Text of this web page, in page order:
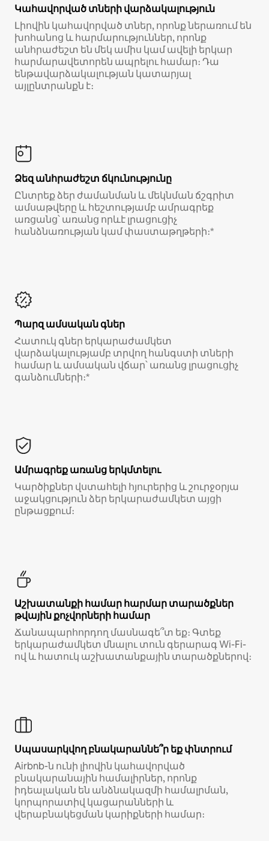
Կահավորված տների վարձակալություն
Լիովին կահավորված տներ, որոնք ներառում են
խոհանոց և հարմարություններ, որոնք
անհրաժեշտ են մեկ ամիս կամ ավելի երկար
հարմարավետորեն ապրելու համար։ Դա
ենթավարձակալության կատարյալ
այլընտրանքն է։
Ձեզ անհրաժեշտ ճկունությունը
Ընտրեք ձեր ժամանման և մեկնման ճշգրիտ
ամսաթվերը և հեշտությամբ ամրագրեք
առցանց՝ առանց որևէ լրացուցիչ
հանձնառության կամ փաստաթղթերի։*
Պարզ ամսական գներ
Հատուկ գներ երկարաժամկետ
վարձակալությամբ տրվող հանգստի տների
համար և ամսական վճար՝ առանց լրացուցիչ
գանձումների։*
Ամրագրեք առանց երկմտելու
Կարծիքներ վստահելի հյուրերից և շուրջօրյա
աջակցություն ձեր երկարաժամկետ այցի
ընթացքում։
Աշխատանքի համար հարմար տարածքներ
թվային քոչվորների համար
Ճանապարհորդող մասնագե՞տ եք։ Գտեք
երկարաժամկետ մնալու տուն գերարագ Wi-Fi-
ով և հատուկ աշխատանքային տարածքներով։
Սպասարկվող բնակարաննե՞ր եք փնտրում
Airbnb-ն ունի լիովին կահավորված
բնակարանային համալիրներ, որոնք
իդեալական են անձնակազմի համալրման,
կորպորատիվ կացարանների և
վերաբնակեցման կարիքների համար։